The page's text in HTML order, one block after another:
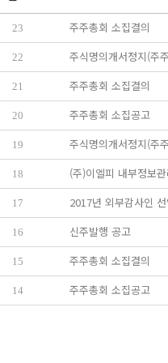
23 주주총회 소집결의
22 주식명의개서정지(주
21 주주총회 소집결의
20 주주총회 소집공고
19 주식명의개서정지(주
18 (주)이엘피 내부정보
17 2017년 외부감사인
16 신주발행 공고
15 주주총회 소집결의
14 주주총회 소집공고